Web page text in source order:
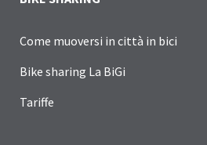
Come muoversi in città in bici
Bike sharing La BiGi
Tariffe